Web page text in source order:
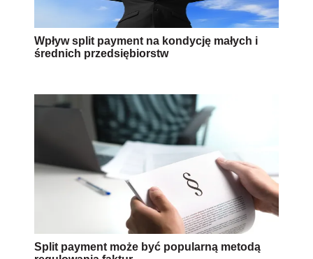
Wpływ split payment na kondycję małych i
średnich przedsiębiorstw
Split payment może być popularną metodą